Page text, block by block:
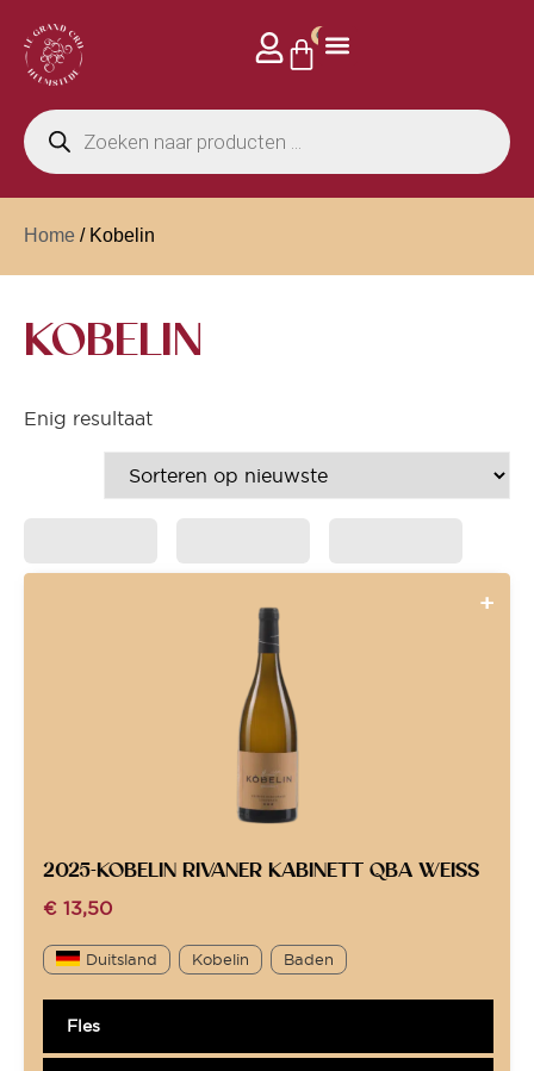
0
Home / Kobelin
KOBELIN
Enig resultaat
2025-KOBELIN RIVANER KABINETT QBA WEISS
€ 13,50
Duitsland Kobelin Baden
Fles